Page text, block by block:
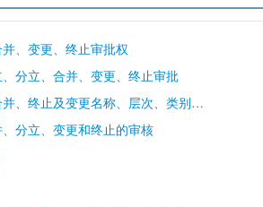
、变更、终止审批权
分立、合并、变更、终止审批
权限内中外合作办学机构分立、合并、终止及变更名称、层次、类别的审批
分立、变更和终止的审核